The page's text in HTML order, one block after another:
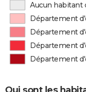
Aucun habitant
Département
Département
Département
Département